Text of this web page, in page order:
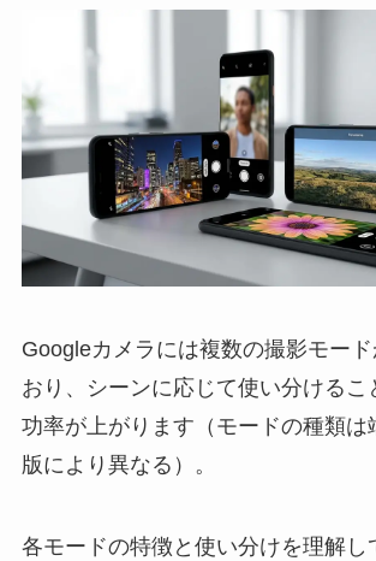
Googleカメラには複数の撮影モー
おり、シーンに応じて使い分けるこ
功率が上がります（モードの種類は
版により異なる）。
各モードの特徴と使い分けを理解し